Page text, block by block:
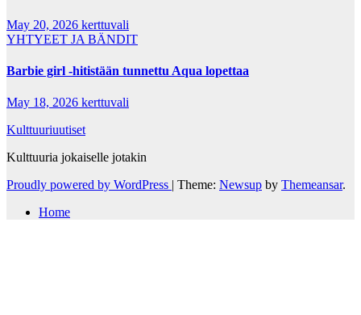
May 20, 2026 kerttuvali
YHTYEET JA BÄNDIT
Barbie girl -hitistään tunnettu Aqua lopettaa
May 18, 2026 kerttuvali
Kulttuuriuutiset
Kulttuuria jokaiselle jotakin
Proudly powered by WordPress | Theme: Newsup by Themeansar.
Home